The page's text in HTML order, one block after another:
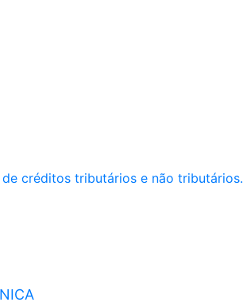
créditos tributários e não tributários.